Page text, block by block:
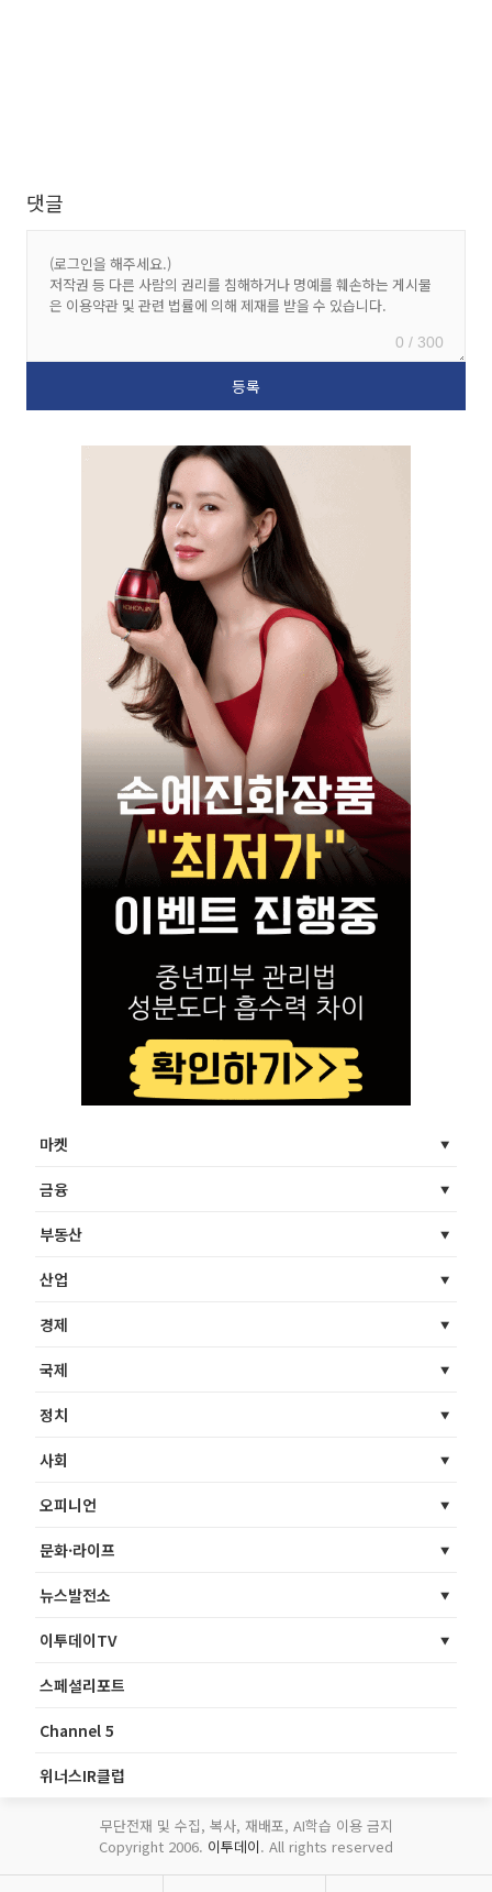
댓글
0 / 300
마켓
금융
부동산
산업
경제
국제
정치
사회
오피니언
문화·라이프
뉴스발전소
이투데이TV
스페셜리포트
Channel 5
위너스IR클럽
무단전재 및 수집, 복사, 재배포, AI학습 이용 금지
Copyright 2006. 이투데이. All rights reserved